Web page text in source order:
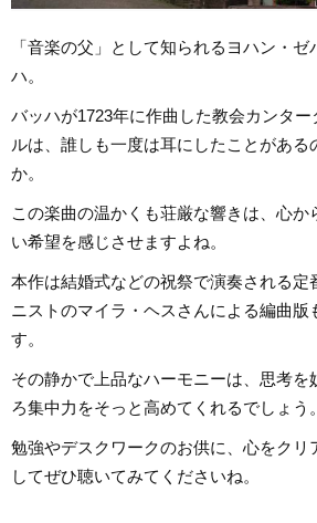
「音楽の父」として知られるヨハン・
ハ。
バッハが1723年に作曲した教会カンタ
ルは、誰しも一度は耳にしたことがある
か。
この楽曲の温かくも荘厳な響きは、心か
い希望を感じさせますよね。
本作は結婚式などの祝祭で演奏される定
ニストのマイラ・ヘスさんによる編曲版
す。
その静かで上品なハーモニーは、思考を
ろ集中力をそっと高めてくれるでしょう。
勉強やデスクワークのお供に、心をクリ
してぜひ聴いてみてくださいね。